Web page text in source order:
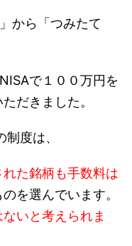
から「つみたて
で１００万円を
だきました。
度は、
れた銘柄も手数料は
のを選んでいます。
いと考えられま